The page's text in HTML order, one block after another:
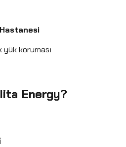
yük koruması
Energy?